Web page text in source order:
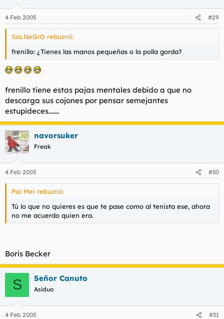
4 Feb 2005 #29
SoLNeGrO rebuznó:
frenillo: ¿Tienes las manos pequeñas o la polla gorda?
frenillo tiene estas pajas mentales debido a que no
descarga sus cojones por pensar semejantes
estupideces.......
navorsuker
Freak
4 Feb 2005 #30
Pai Mei rebuznó:
Tú lo que no quieres es que te pase como al tenista ese, ahora
no me acuerdo quien era.
Boris Becker
S Señor Canuto
Asiduo
4 Feb 2005 #31